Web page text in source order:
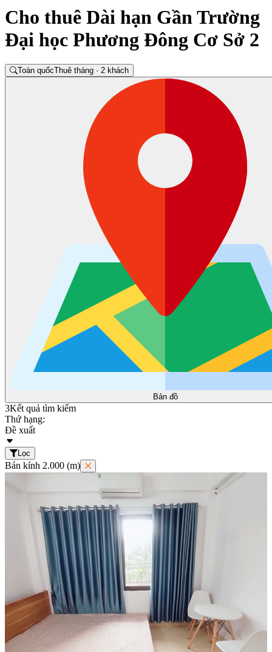
Cho thuê Dài hạn Gần Trường
Đại học Phương Đông Cơ Sở 2
Toàn quốcThuê tháng · 2 khách
Bản đồ
3Kết quả tìm kiếm
Thứ hạng:
Đề xuất
Lọc
Bán kính 2.000 (m)